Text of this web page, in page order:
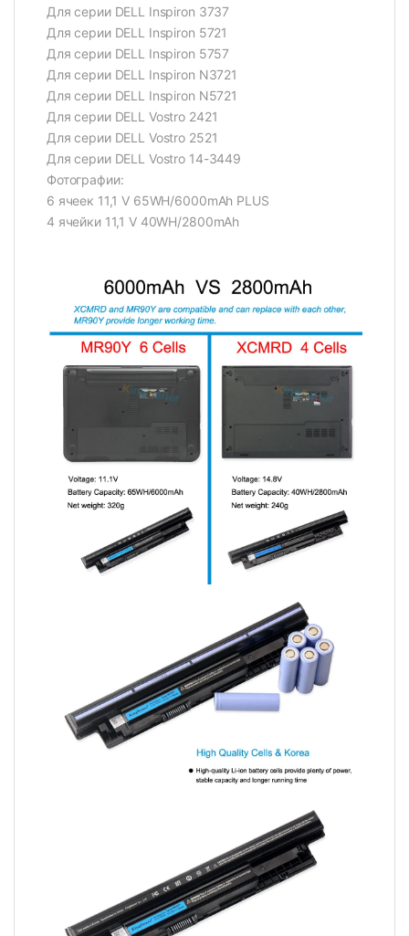
Для серии DELL Inspiron 3737
Для серии DELL Inspiron 5721
Для серии DELL Inspiron 5757
Для серии DELL Inspiron N3721
Для серии DELL Inspiron N5721
Для серии DELL Vostro 2421
Для серии DELL Vostro 2521
Для серии DELL Vostro 14-3449
Фотографии:
6 ячеек 11,1 V 65WH/6000mAh PLUS
4 ячейки 11,1 V 40WH/2800mAh